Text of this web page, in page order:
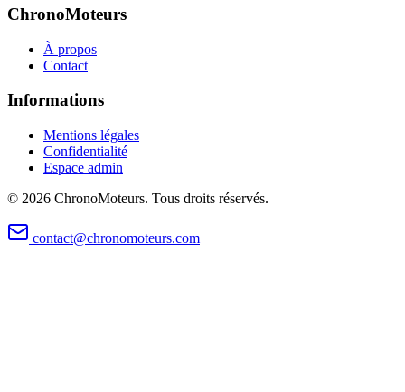
ChronoMoteurs
À propos
Contact
Informations
Mentions légales
Confidentialité
Espace admin
© 2026 ChronoMoteurs. Tous droits réservés.
contact@chronomoteurs.com